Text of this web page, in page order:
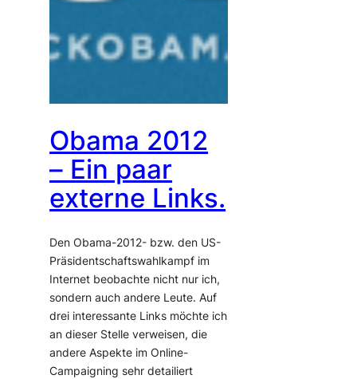
Obama 2012
– Ein paar
externe Links.
Den Obama-2012- bzw. den US-
Präsidentschaftswahlkampf im
Internet beobachte nicht nur ich,
sondern auch andere Leute. Auf
drei interessante Links möchte ich
an dieser Stelle verweisen, die
andere Aspekte im Online-
Campaigning sehr detailiert